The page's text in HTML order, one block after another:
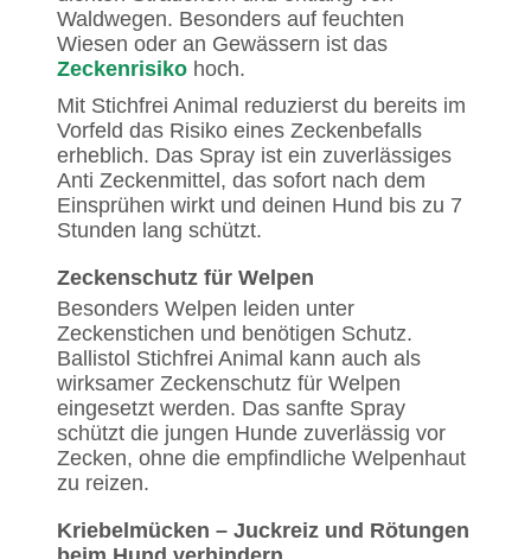
Waldwegen. Besonders auf feuchten
Wiesen oder an Gewässern ist das
Zeckenrisiko hoch.
Mit Stichfrei Animal reduzierst du bereits im
Vorfeld das Risiko eines Zeckenbefalls
erheblich. Das Spray ist ein zuverlässiges
Anti Zeckenmittel, das sofort nach dem
Einsprühen wirkt und deinen Hund bis zu 7
Stunden lang schützt.
Zeckenschutz für Welpen
Besonders Welpen leiden unter
Zeckenstichen und benötigen Schutz.
Ballistol Stichfrei Animal kann auch als
wirksamer Zeckenschutz für Welpen
eingesetzt werden. Das sanfte Spray
schützt die jungen Hunde zuverlässig vor
Zecken, ohne die empfindliche Welpenhaut
zu reizen.
Kriebelmücken – Juckreiz und Rötungen